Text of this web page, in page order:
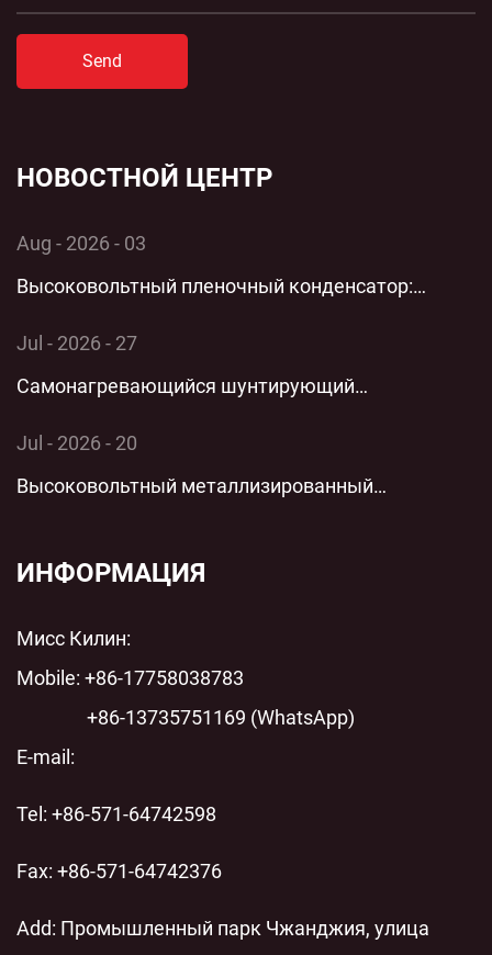
Send
НОВОСТНОЙ ЦЕНТР
Aug - 2026 - 03
Высоковольтный пленочный конденсатор:
Jul - 2026 - 27
Самонагревающийся шунтирующий
защиты для современных энергосистем
Jul - 2026 - 20
Высоковольтный металлизированный
пленочный конденсатор переменного тока с
современных энергосистем
ИНФОРМАЦИЯ
Мисс Килин:
Mobile: +86-17758038783
+86-13735751169 (WhatsApp)
E-mail:
Tel: +86-571-64742598
Fax: +86-571-64742376
Add: Промышленный парк Чжанджия, улица